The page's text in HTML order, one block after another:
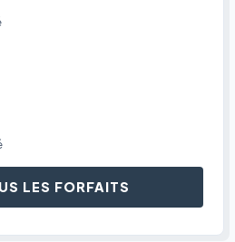
LES FORFAITS